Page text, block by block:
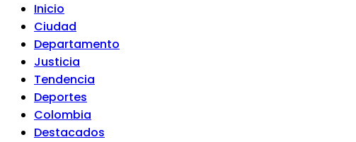
Inicio
Ciudad
Departamento
Justicia
Tendencia
Deportes
Colombia
Destacados